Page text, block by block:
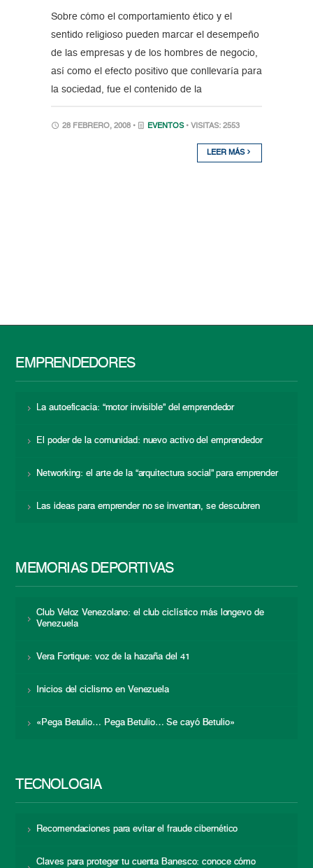
Sobre cómo el comportamiento ético y el
sentido religioso pueden marcar el desempeño
de las empresas y de los hombres de negocio,
así como el efecto positivo que conllevaría para
la sociedad, fue el contenido de la
28 FEBRERO, 2008 • EVENTOS • VISITAS: 2553
LEER MÁS
EMPRENDEDORES
La autoeficacia: “motor invisible” del emprendedor
El poder de la comunidad: nuevo activo del emprendedor
Networking: el arte de la “arquitectura social” para emprender
Las ideas para emprender no se inventan, se descubren
MEMORIAS DEPORTIVAS
Club Veloz Venezolano: el club ciclístico más longevo de
Venezuela
Vera Fortique: voz de la hazaña del 41
Inicios del ciclismo en Venezuela
«Pega Betulio… Pega Betulio… Se cayó Betulio»
TECNOLOGÍA
Recomendaciones para evitar el fraude cibernético
Claves para proteger tu cuenta Banesco: conoce cómo